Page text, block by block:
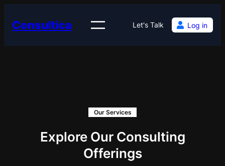
content
Consultica Let's Talk Log in
Our Services
Explore Our Consulting
Offerings